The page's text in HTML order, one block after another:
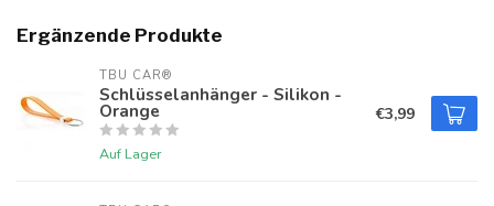
Ergänzende Produkte
TBU CAR®
Schlüsselanhänger - Silikon -
Orange
Auf Lager
€3,99